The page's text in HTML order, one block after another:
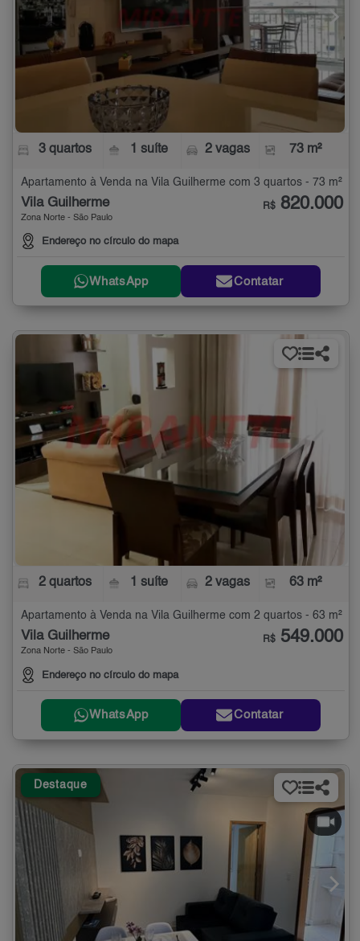
3 quartos 1 suíte 2 vagas 73 m²
Apartamento à Venda na Vila Guilherme com 3 quartos - 73 m²
Vila Guilherme
Zona Norte - São Paulo
Endereço no círculo do mapa
R$ 820.000
WhatsApp Contatar
2 quartos 1 suíte 2 vagas 63 m²
Apartamento à Venda na Vila Guilherme com 2 quartos - 63 m²
Vila Guilherme
Zona Norte - São Paulo
Endereço no círculo do mapa
R$ 549.000
WhatsApp Contatar
Destaque